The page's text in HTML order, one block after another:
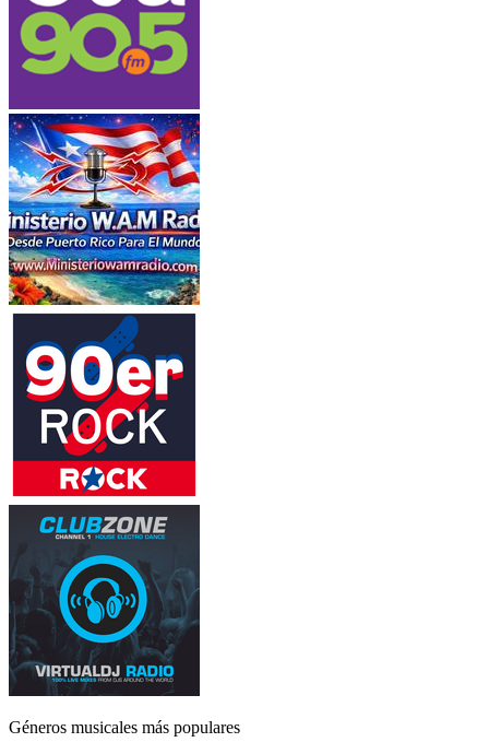
Géneros musicales más populares